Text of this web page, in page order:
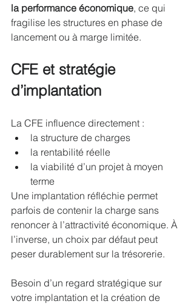
la performance économique, ce qui
fragilise les structures en phase de
lancement ou à marge limitée.
CFE et stratégie
d’implantation
La CFE influence directement :
la structure de charges
la rentabilité réelle
la viabilité d’un projet à moyen
terme
Une implantation réfléchie permet
parfois de contenir la charge sans
renoncer à l’attractivité économique. À
l’inverse, un choix par défaut peut
peser durablement sur la trésorerie.
Besoin d’un regard stratégique sur
votre implantation et la création de